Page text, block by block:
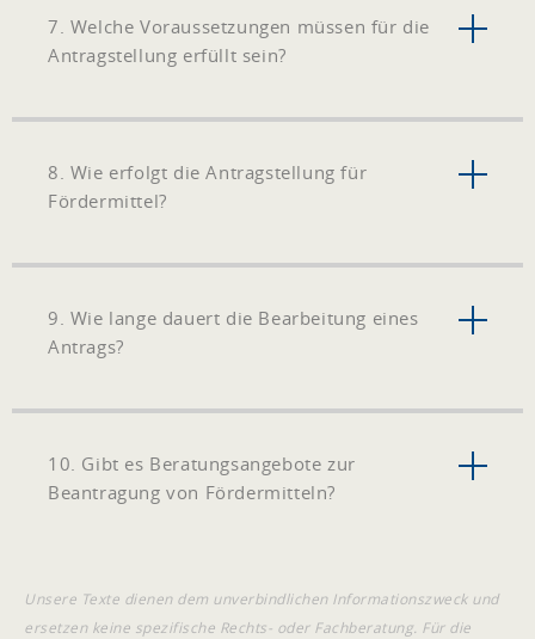
7. Welche Voraussetzungen müssen für die
Antragstellung erfüllt sein?
8. Wie erfolgt die Antragstellung für
Fördermittel?
9. Wie lange dauert die Bearbeitung eines
Antrags?
10. Gibt es Beratungsangebote zur
Beantragung von Fördermitteln?
Unsere Texte dienen dem unverbindlichen Informationszweck und
ersetzen keine spezifische Rechts- oder Fachberatung. Für die